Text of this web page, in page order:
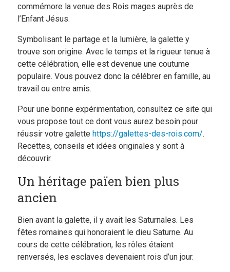
commémore la venue des Rois mages auprès de
l’Enfant Jésus.
Symbolisant le partage et la lumière, la galette y
trouve son origine. Avec le temps et la rigueur tenue à
cette célébration, elle est devenue une coutume
populaire. Vous pouvez donc la célébrer en famille, au
travail ou entre amis.
Pour une bonne expérimentation, consultez ce site qui
vous propose tout ce dont vous aurez besoin pour
réussir votre galette https://galettes-des-rois.com/.
Recettes, conseils et idées originales y sont à
découvrir.
Un héritage païen bien plus
ancien
Bien avant la galette, il y avait les Saturnales. Les
fêtes romaines qui honoraient le dieu Saturne. Au
cours de cette célébration, les rôles étaient
renversés, les esclaves devenaient rois d’un jour.